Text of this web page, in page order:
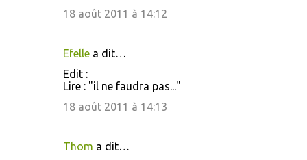
18 août 2011 à 14:12
Efelle a dit…
Edit :
Lire : "il ne faudra pas..."
18 août 2011 à 14:13
Thom a dit…